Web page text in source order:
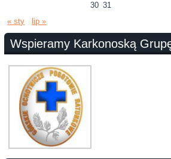
30 31
« sty
lip »
Wspieramy Karkonoską